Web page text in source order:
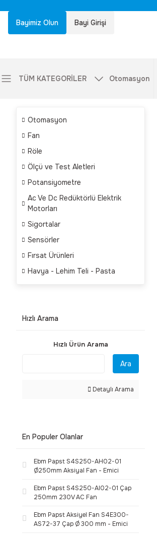
Bayimiz Olun
Bayi Girişi
TÜM KATEGORİLER Otomasyon
Otomasyon
Fan
Röle
Ölçü ve Test Aletleri
Potansiyometre
Ac Ve Dc Redüktörlü Elektrik
Motorları
Sigortalar
Sensörler
Fırsat Ürünleri
Havya - Lehim Teli - Pasta
Hızlı Arama
Hızlı Ürün Arama
Ara
Detaylı Arama
En Populer Olanlar
Ebm Papst S4S250-AH02-01
Ø250mm Aksiyal Fan - Emici
Ebm Papst S4S250-AI02-01 Çap
250mm 230V AC Fan
Ebm Papst Aksiyel Fan S4E300-
AS72-37 Çap Ø 300 mm - Emici